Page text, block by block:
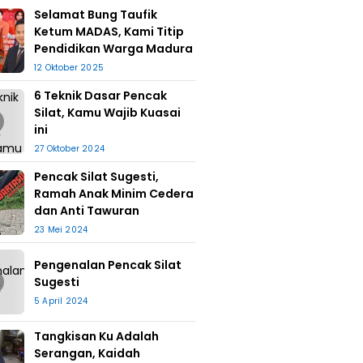
Selamat Bung Taufik
Ketum MADAS, Kami Titip
Pendidikan Warga Madura
12 Oktober 2025
6 Teknik Dasar Pencak
Silat, Kamu Wajib Kuasai
ini
27 Oktober 2024
Pencak Silat Sugesti,
Ramah Anak Minim Cedera
dan Anti Tawuran
23 Mei 2024
Pengenalan Pencak Silat
Sugesti
5 April 2024
Tangkisan Ku Adalah
Serangan, Kaidah